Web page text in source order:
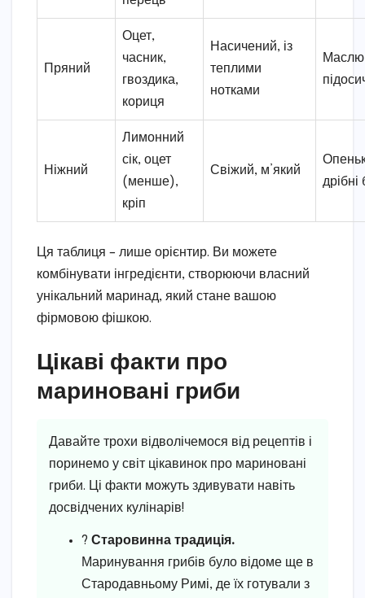
Пряний
Оцет,
часник,
гвоздика,
кориця
Насичений, із
теплими
нотками
Ніжний
Лимонний
сік, оцет
(менше),
кріп
Свіжий, м’який
дрібні
Ця таблиця – лише орієнтир. Ви можете
комбінувати інгредієнти, створюючи власний
унікальний маринад, який стане вашою
фірмовою фішкою.
Цікаві факти про
мариновані гриби
Давайте трохи відволічемося від рецептів і
поринемо у світ цікавинок про мариновані
гриби. Ці факти можуть здивувати навіть
досвідчених кулінарів!
? Старовинна традиція.
Маринування грибів було відоме ще в
Стародавньому Римі, де їх готували з